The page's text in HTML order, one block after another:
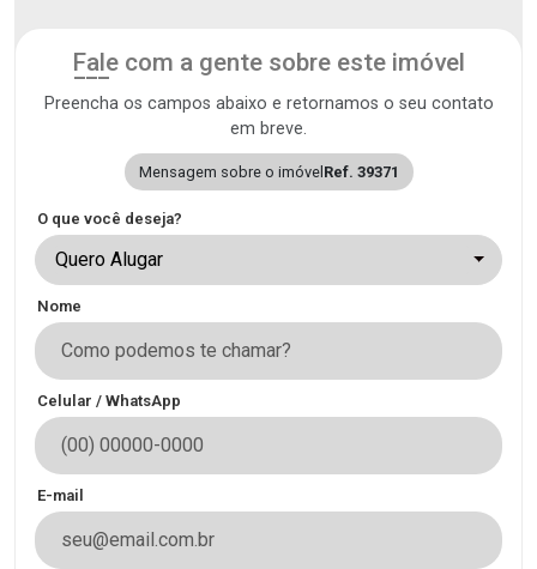
Fale com a gente sobre este imóvel
Preencha os campos abaixo e retornamos o seu contato
em breve.
Mensagem sobre o imóvel Ref. 39371
O que você deseja?
Quero Alugar
Nome
Celular / WhatsApp
E-mail